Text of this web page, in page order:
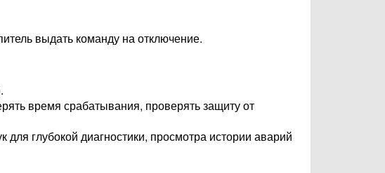
выдать команду на отключение.
время срабатывания, проверять защиту от
для глубокой диагностики, просмотра истории аварий